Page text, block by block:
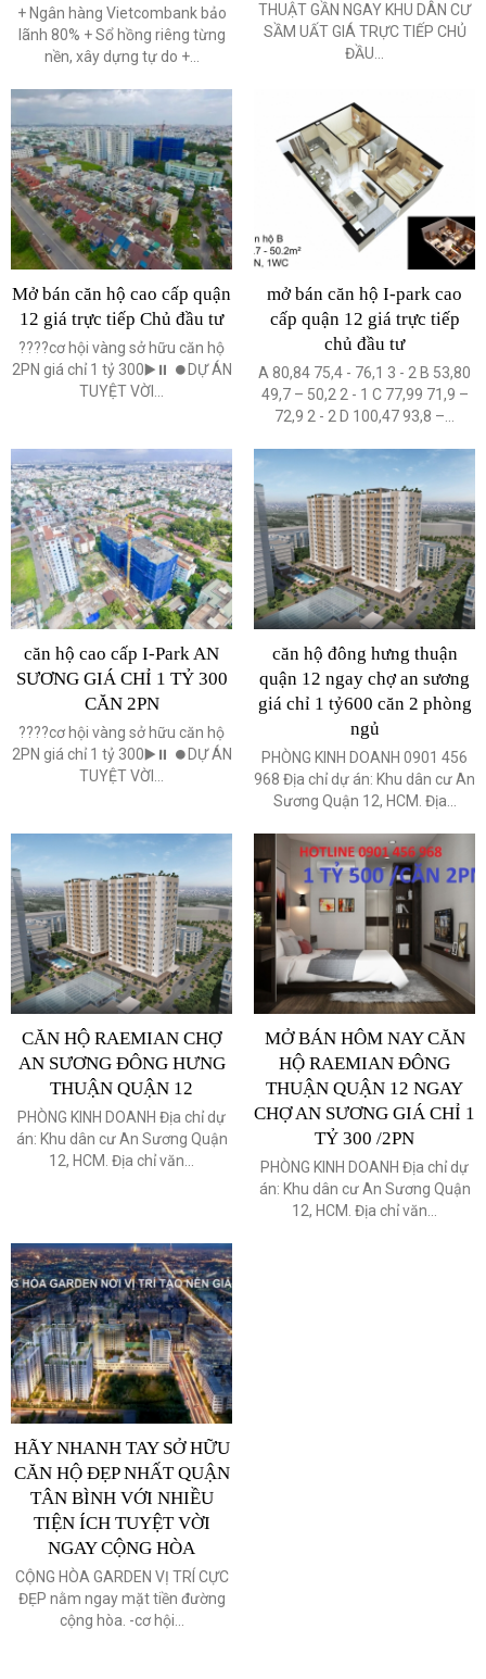
+ Ngân hàng Vietcombank bảo
lãnh 80% + Sổ hồng riêng từng
nền, xây dựng tự do +...
THUẬT GẦN NGAY KHU DÂN CƯ
SẦM UẤT GIÁ TRỰC TIẾP CHỦ
ĐẦU...
Mở bán căn hộ cao cấp quận
12 giá trực tiếp Chủ đầu tư
????cơ hội vàng sở hữu căn hộ
2PN giá chỉ 1 tỷ 300▶️⏸ ⏺DỰ ÁN
TUYỆT VỜI...
mở bán căn hộ I-park cao
cấp quận 12 giá trực tiếp
chủ đầu tư
A 80,84 75,4 - 76,1 3 - 2 B 53,80
49,7 – 50,2 2 - 1 C 77,99 71,9 –
72,9 2 - 2 D 100,47 93,8 –...
căn hộ cao cấp I-Park AN
SƯƠNG GIÁ CHỈ 1 TỶ 300
CĂN 2PN
????cơ hội vàng sở hữu căn hộ
2PN giá chỉ 1 tỷ 300▶️⏸ ⏺DỰ ÁN
TUYỆT VỜI...
căn hộ đông hưng thuận
quận 12 ngay chợ an sương
giá chỉ 1 tỷ600 căn 2 phòng
ngủ
PHÒNG KINH DOANH 0901 456
968 Địa chỉ dự án: Khu dân cư An
Sương Quận 12, HCM. Địa...
CĂN HỘ RAEMIAN CHỢ
AN SƯƠNG ĐÔNG HƯNG
THUẬN QUẬN 12
PHÒNG KINH DOANH Địa chỉ dự
án: Khu dân cư An Sương Quận
12, HCM. Địa chỉ văn...
MỞ BÁN HÔM NAY CĂN
HỘ RAEMIAN ĐÔNG
THUẬN QUẬN 12 NGAY
CHỢ AN SƯƠNG GIÁ CHỈ 1
TỶ 300 /2PN
PHÒNG KINH DOANH Địa chỉ dự
án: Khu dân cư An Sương Quận
12, HCM. Địa chỉ văn...
HÃY NHANH TAY SỞ HỮU
CĂN HỘ ĐẸP NHẤT QUẬN
TÂN BÌNH VỚI NHIỀU
TIỆN ÍCH TUYỆT VỜI
NGAY CỘNG HÒA
CỘNG HÒA GARDEN VỊ TRÍ CỰC
ĐẸP nằm ngay mặt tiền đường
cộng hòa. -cơ hội...